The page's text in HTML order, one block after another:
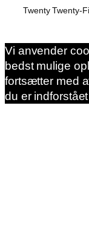
Twenty Twenty-
Vi anvender
bedst mulige
fortsætter med
du er